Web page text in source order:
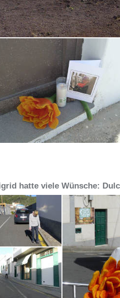
hatte viele Wünsche: